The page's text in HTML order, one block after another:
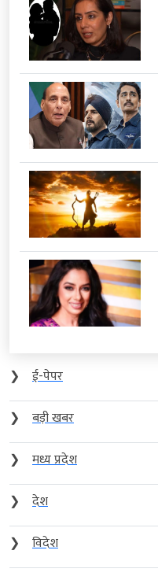
❯
ई-पेपर
❯
बड़ी खबर
❯
मध्य प्रदेश
❯
देश
❯
विदेश